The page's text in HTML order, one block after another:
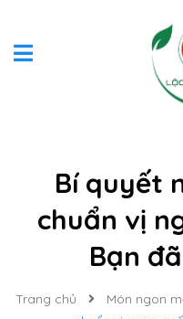
Bí quyết
chuẩn vị
Bạn
Trang chủ Món ngon